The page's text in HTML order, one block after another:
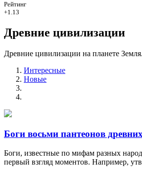
Рейтинг
+1.13
Древние цивилизации
Древние цивилизации на планете Земля.
Интересные
Новые
Боги восьми пантеонов
Боги, известные по мифам разных
первый взгляд моментов. Например,